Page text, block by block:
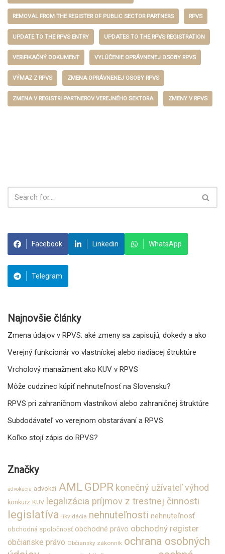
REMOVAL FROM THE REGISTER OF PUBLIC SECTOR PARTNERS RPVS
UPDATE TO THE RPVS ENTRY UPDATES TO THE RPVS REGISTRATION
VERIFIKAČNÝ DOKUMENT VYLÚČENIE OPRÁVNENEJ OSOBY RPVS
VÝMAZ Z RPVS ZMENA OPRÁVNENEJ OSOBY RPVS
ZMENA V REGISTRI PARTNEROV VEREJNÉHO SEKTORA ZMENY V RPVS
Facebook Linkedin WhatsApp
Telegram
Najnovšie články
Zmena údajov v RPVS: aké zmeny sa zapisujú, dokedy a ako
Verejný funkcionár vo vlastníckej alebo riadiacej štruktúre
Vrcholový manažment ako KUV v RPVS
Môže cudzinec kúpiť nehnuteľnosť na Slovensku?
RPVS pri zahraničnom vlastníkovi alebo zahraničnej štruktúre
Subdodávateľ vo verejnom obstarávaní a RPVS
Koľko stojí zápis do RPVS?
Značky
advokácia advokát AML GDPR konečný užívateľ výhod
konkurz KUV legalizácia príjmov z trestnej činnosti
legislatíva likvidácia nehnuteľnosti nehnuteľnosť
obchodná spoločnosť obchodné právo obchodný register
občianske právo Občiansky zákonník ochrana osobných